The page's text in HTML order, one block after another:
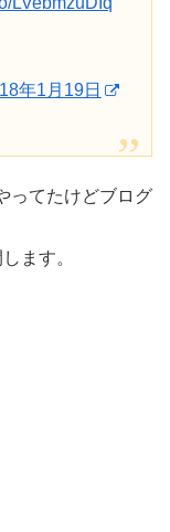
年1月19日
ってたけどブログ
ます。